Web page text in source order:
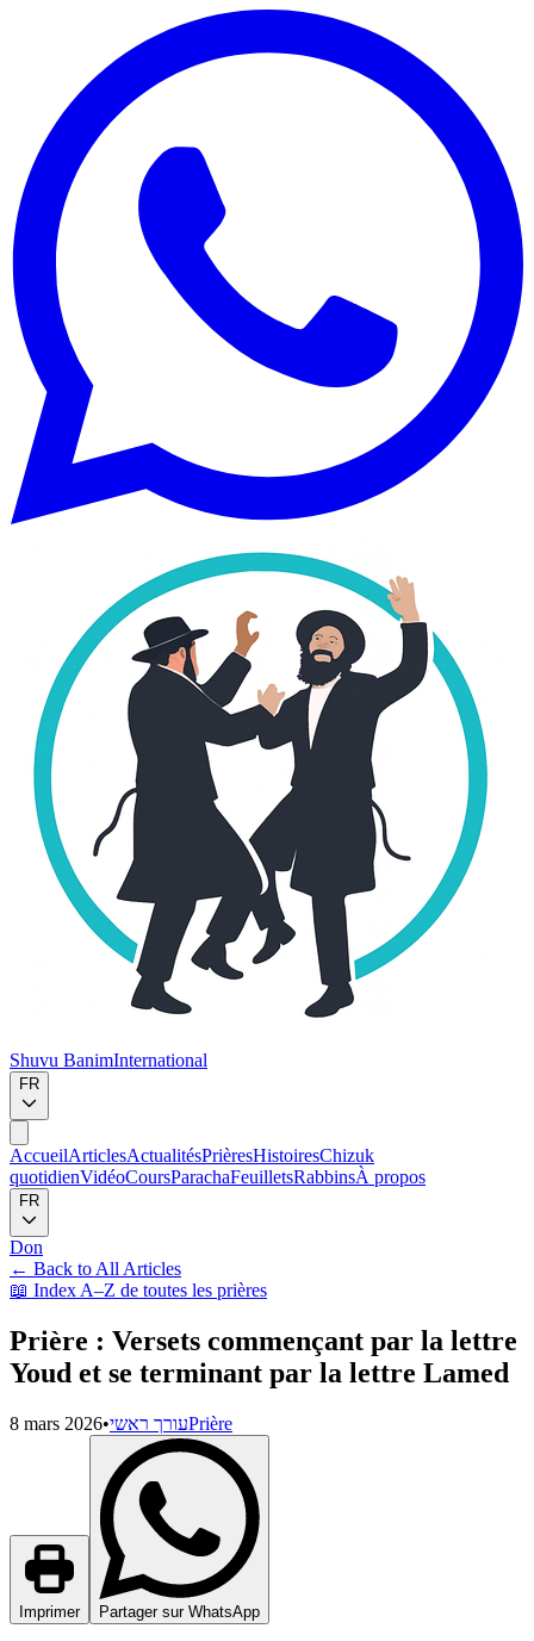
Shuvu BanimInternational
FR
AccueilArticlesActualitésPrièresHistoiresChizuk
quotidienVidéoCoursParachaFeuilletsRabbinsÀ propos
FR
Don
← Back to All Articles
📖 Index A–Z de toutes les prières
Prière : Versets commençant par la lettre
Youd et se terminant par la lettre Lamed
8 mars 2026•עורך ראשיPrière
Imprimer Partager sur WhatsApp